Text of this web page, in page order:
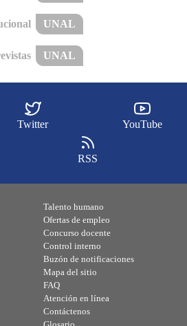
UNAL
UNAL
Twitter YouTube
RSS
Talento humano
Ofertas de empleo
Concurso docente
Control interno
Buzón de notificaciones
Mapa del sitio
FAQ
Atención en línea
Contáctenos